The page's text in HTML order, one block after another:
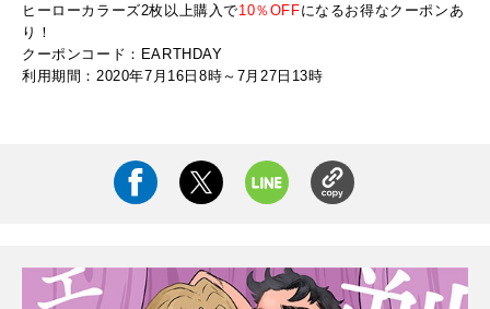
ヒーローカラーズ2枚以上購入で10％OFFになるお得なクーポンあ
り！
クーポンコード：EARTHDAY
利用期間：2020年7月16日8時～7月27日13時